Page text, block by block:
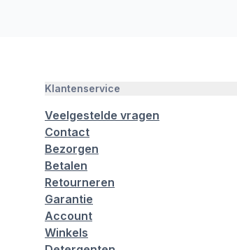
Klantenservice
Veelgestelde vragen
Contact
Bezorgen
Betalen
Retourneren
Garantie
Account
Winkels